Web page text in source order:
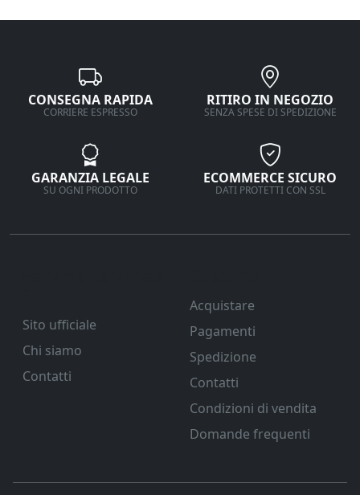
CONSEGNA RAPIDA
CORRIERE ESPRESSO
RITIRO IN NEGOZIO
SENZA SPESE DI SPEDIZIONE
GARANZIA LEGALE
SU OGNI PRODOTTO
ECOMMERCE SICURO
DATI PROTETTI CON SSL
Sito ufficiale
Chi siamo
Contatti
Acquistare
Pagamenti
Spedizione
Contatti
Condizioni di vendita
Domande frequenti